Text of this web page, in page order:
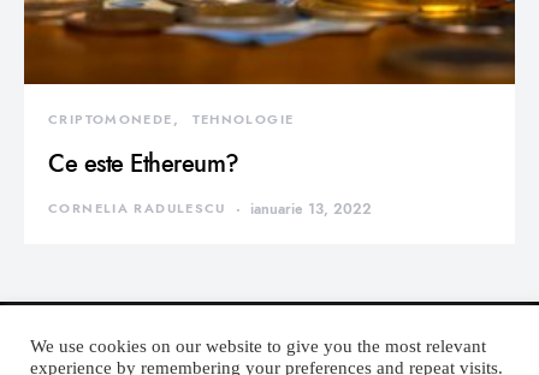
CRIPTOMONEDE TEHNOLOGIE
Ce este Ethereum?
CORNELIA RADULESCU ianuarie 13, 2022
We use cookies on our website to give you the most relevant
experience by remembering your preferences and repeat visits.